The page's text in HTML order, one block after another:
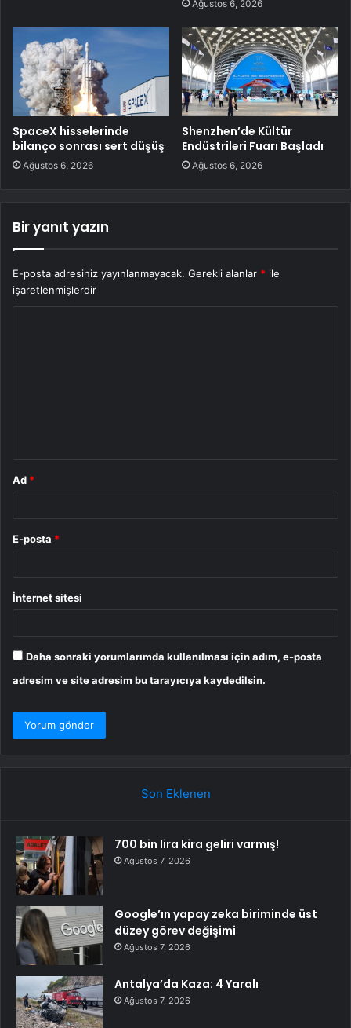
Ağustos 6, 2026
SpaceX hisselerinde
bilanço sonrası sert düşüş
Ağustos 6, 2026
Shenzhen’de Kültür
Endüstrileri Fuarı Başladı
Ağustos 6, 2026
Bir yanıt yazın
E-posta adresiniz yayınlanmayacak. Gerekli alanlar * ile
işaretlenmişlerdir
Ad *
E-posta *
İnternet sitesi
Daha sonraki yorumlarımda kullanılması için adım, e-posta
adresim ve site adresim bu tarayıcıya kaydedilsin.
Son Eklenen
700 bin lira kira geliri varmış!
Ağustos 7, 2026
Google’ın yapay zeka biriminde üst
düzey görev değişimi
Ağustos 7, 2026
Antalya’da Kaza: 4 Yaralı
Ağustos 7, 2026